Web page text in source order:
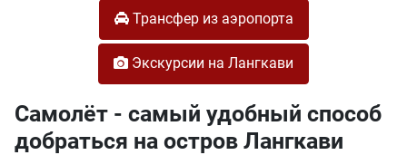
Трансфер из аэропорта
Экскурсии на Лангкави
Самолёт - самый удобный способ
добраться на остров Лангкави